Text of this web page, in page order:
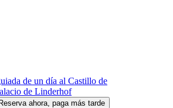
de un día al Castillo de
de Linderhof
Reserva ahora, paga más tarde